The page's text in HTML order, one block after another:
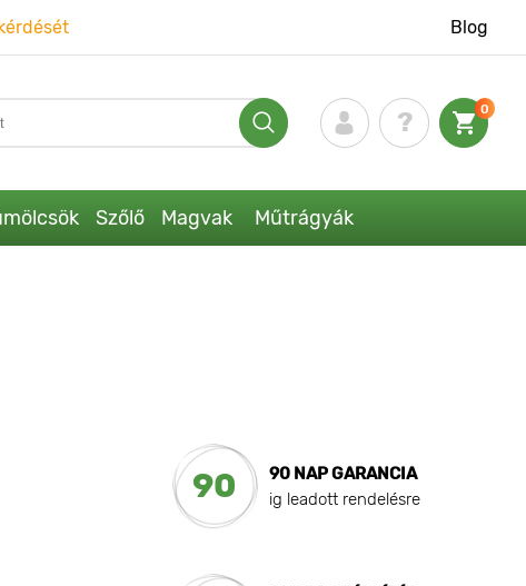
Blog
0
Szőlő Magvak Műtrágyák
90
90 NAP GARANCIA
ig leadott rendelésre